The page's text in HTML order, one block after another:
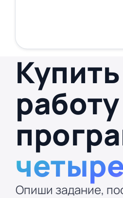
Опиши задание,